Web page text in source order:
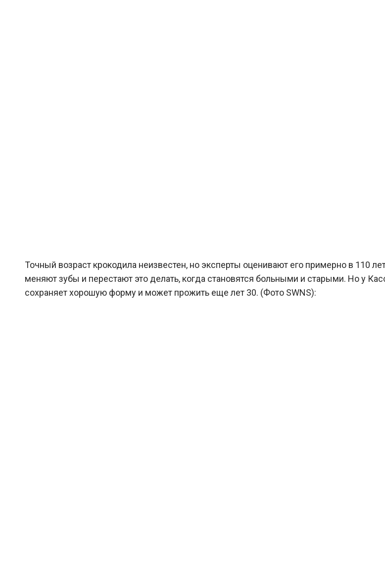
Точный возраст крокодила неизвестен, но эксперты оценивают его примерно в 110
меняют зубы и перестают это делать, когда становятся больными и старыми. Но у
сохраняет хорошую форму и может прожить еще лет 30. (Фото SWNS):